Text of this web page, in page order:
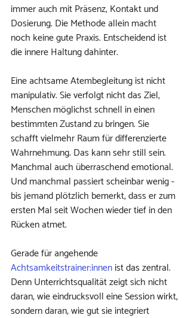
immer auch mit Präsenz, Kontakt und
Dosierung. Die Methode allein macht
noch keine gute Praxis. Entscheidend ist
die innere Haltung dahinter.
Eine achtsame Atembegleitung ist nicht
manipulativ. Sie verfolgt nicht das Ziel,
Menschen möglichst schnell in einen
bestimmten Zustand zu bringen. Sie
schafft vielmehr Raum für differenzierte
Wahrnehmung. Das kann sehr still sein.
Manchmal auch überraschend emotional.
Und manchmal passiert scheinbar wenig -
bis jemand plötzlich bemerkt, dass er zum
ersten Mal seit Wochen wieder tief in den
Rücken atmet.
Gerade für angehende
Achtsamkeitstrainer:innen ist das zentral.
Denn Unterrichtsqualität zeigt sich nicht
daran, wie eindrucksvoll eine Session wirkt,
sondern daran, wie gut sie integriert